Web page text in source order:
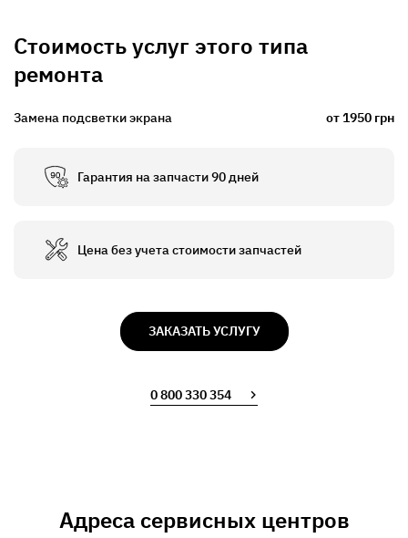
Стоимость услуг этого типа
ремонта
Замена подсветки экрана от 1950 грн
Гарантия на запчасти 90 дней
Цена без учета стоимости запчастей
ЗАКАЗАТЬ УСЛУГУ
0 800 330 354
Адреса сервисных центров